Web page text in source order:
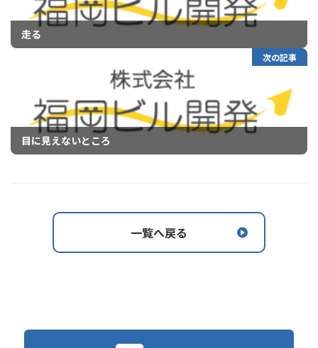
走る
次の記事
目に見えないところ
一覧へ戻る